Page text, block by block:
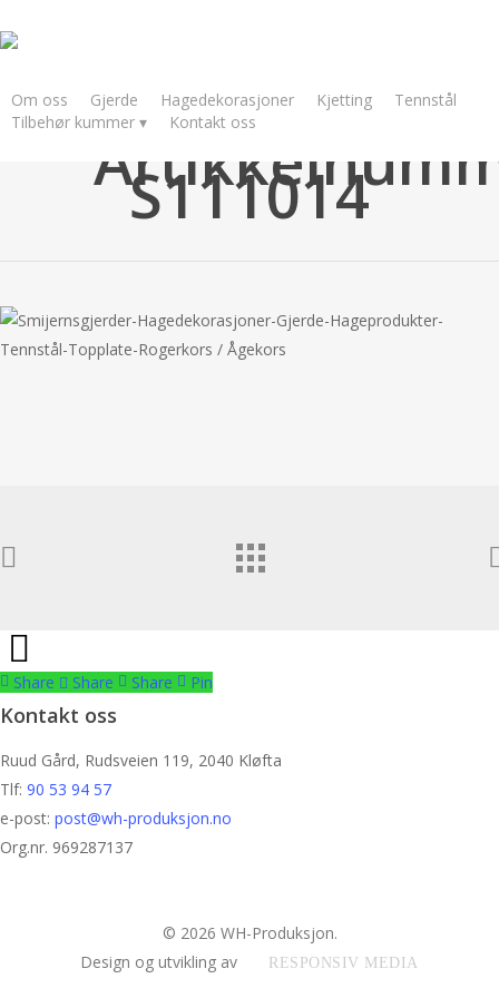
to
content
Om oss Gjerde Hagedekorasjoner Kjetting
Tennstål
Tilbehør kummer ▾
Kontakt oss
S111014
Share
Share
Share Share Pin
Kontakt oss
Ruud Gård, Rudsveien 119, 2040 Kløfta
Tlf: 90 53 94 57
e-post: post@wh-produksjon.no
Org.nr. 969287137
© 2026 WH-Produksjon.
Design og utvikling av
RESPONSIV MEDIA